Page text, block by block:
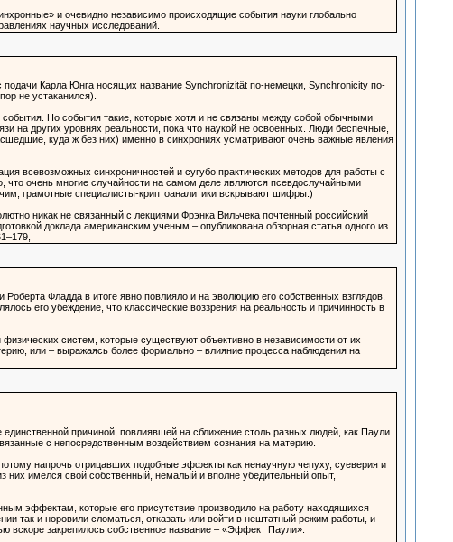
и очевидно независимо происходящие события науки глобально
научных исследований.
Карла Юнга носящих название Synchronizität по-немецки, Synchronicity по-
не устаканился).
Но события такие, которые хотя и не связаны между собой обычными
на других уровнях реальности, пока что наукой не освоенных. Люди беспечные,
куда ж без них) именно в синхрониях усматривают очень важные явления
всевозможных синхроничностей и сугубо практических методов для работы с
что очень многие случайности на самом деле являются псевдослучайными
грамотные специалисты-криптоаналитики вскрывают шифры.)
никак не связанный с лекциями Фрэнка Вильчека почтенный российский
доклада американским ученым – опубликована обзорная статья одного из
Фладда в итоге явно повлияло и на эволюцию его собственных взглядов.
его убеждение, что классические воззрения на реальность и причинность в
систем, которые существуют объективно в независимости от их
или – выражаясь более формально – влияние процесса наблюдения на
причиной, повлиявшей на сближение столь разных людей, как Паули
с непосредственным воздействием сознания на материю.
напрочь отрицавших подобные эффекты как ненаучную чепуху, суеверия и
них имелся свой собственный, немалый и вполне убедительный опыт,
эффектам, которые его присутствие производило на работу находящихся
так и норовили сломаться, отказать или войти в нештатный режим работы, и
вскоре закрепилось собственное название – «Эффект Паули».